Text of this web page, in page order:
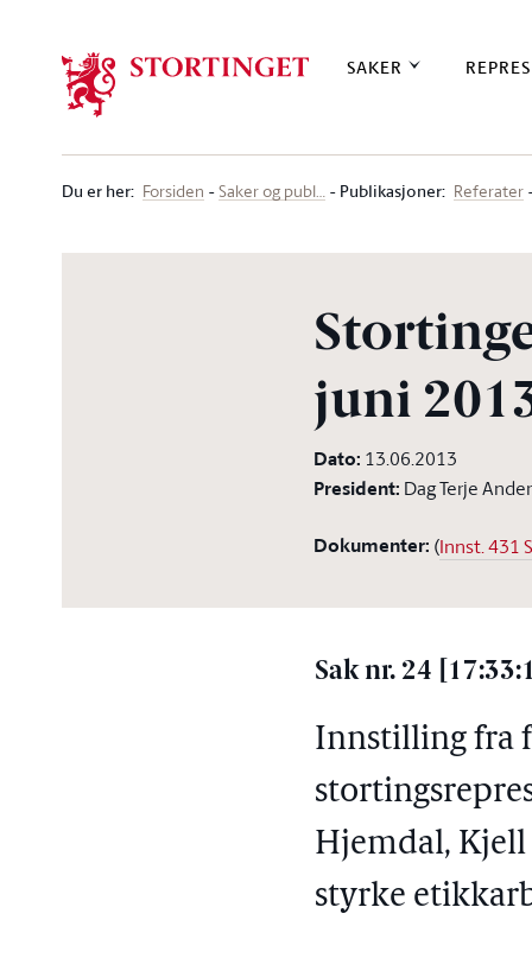
SAKER
Du er her: Forsiden Saker og publ… Publikasjoner: Referater
juni
Dato: 13.06.2013
President: Dag Terje
Dokumenter: (Innst. 431
Sak nr. 24
Innstilling fra
Hjemdal, Kjell
styrke